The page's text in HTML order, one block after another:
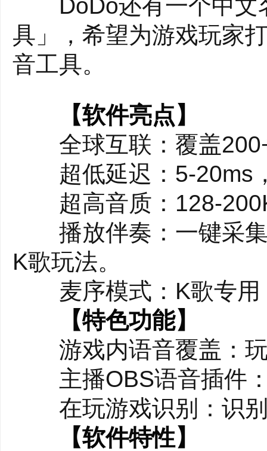
DoDo还有一个中文
具」，希望为游戏玩家
音工具。
【软件亮点】
全球互联：覆盖200+
超低延迟：5-20ms
超高音质：128-
播放伴奏：一键采集
K歌玩法。
麦序模式：K歌专用
【特色功能】
游戏内语音覆盖：玩
主播OBS语音插件：
在玩游戏识别：识别
【软件特性】